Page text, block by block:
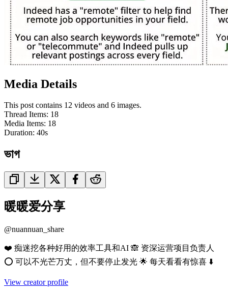
Media Details
This post contains 12 videos and 6 images.
Thread Items: 18
Media Items: 18
Duration: 40s
ভাগ
暖暖爱分享
@nuannuan_share
❤️ 痴迷挖各种好用的效率工具和AI 🙈 资深运营项目负责人
⭕️ 可以不光芒万丈，但不要停止发光 🌟 每天看看有惊喜 ⬇️
View creator profile